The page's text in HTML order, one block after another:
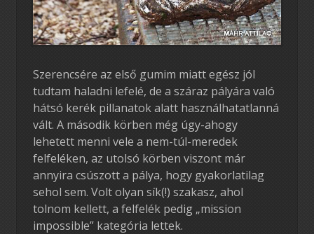
Szerencsére az első gumim miatt egész jól
tudtam haladni lefelé, de a száraz pályára való
hátsó kerék pillanatok alatt használhatatlanná
vált. A második körben még úgy-ahogy
lehetett menni vele a nem-túl-meredek
felfeléken, az utolsó körben viszont már
annyira csúszott a pálya, hogy gyakorlatilag
sehol sem. Volt olyan sík(!) szakasz, ahol
tolnom kellett, a felfelék pedig „mission
impossible” kategória lettek.